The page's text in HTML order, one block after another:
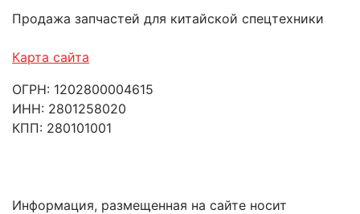
Продажа запчастей для китайской спецтехники
Карта сайта
ОГРН: 1202800004615
ИНН: 2801258020
КПП: 280101001
Информация, размещенная на сайте носит